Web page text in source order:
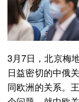
3月7日，北京梅
日益密切的中俄
同欧洲的关系。